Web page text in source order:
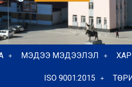
МЭДЭЭ МЭДЭЭЛЭЛ
ISO 9001:2015